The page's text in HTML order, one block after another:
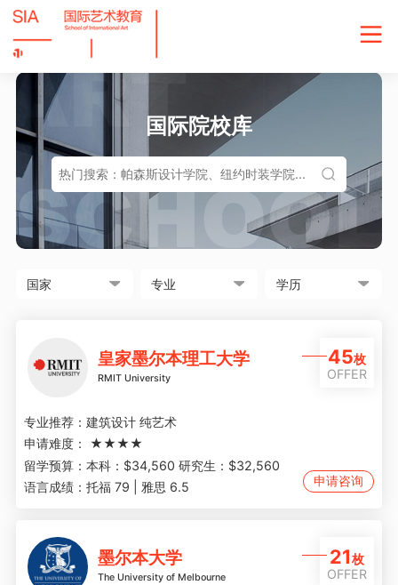
国际院校库
皇家墨尔本理工大学
RMIT University
45枚
OFFER
专业推荐： 建筑设计 纯艺术
申请难度：
★★★★
留学预算： 本科：$34,560 研究生：$32,560
语言成绩： 托福 79 | 雅思 6.5 申请咨询
墨尔本大学
The University of Melbourne
21枚
OFFER